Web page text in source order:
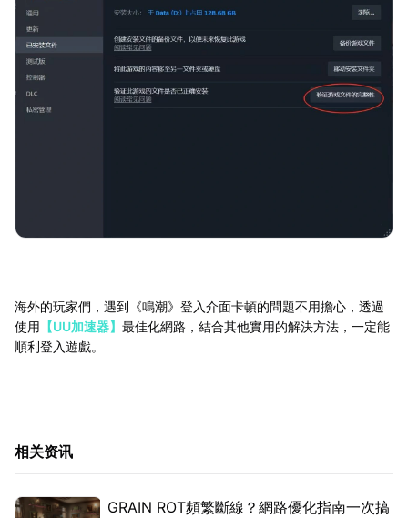
海外的玩家們，遇到《鳴潮》登入介面卡頓的問題不用擔心，透過
使用 【UU加速器】 最佳化網路，結合其他實用的解決方法，一定能
順利登入遊戲。
相关资讯
GRAIN ROT頻繁斷線？網路優化指南一次搞